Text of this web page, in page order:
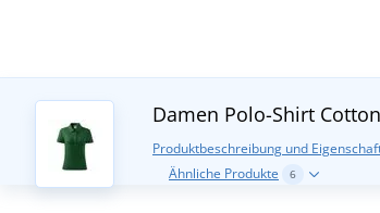
Damen Polo-Shirt
Produktbeschreibung und
Ähnliche Produkte 6